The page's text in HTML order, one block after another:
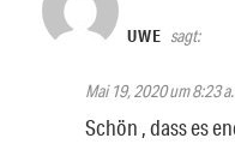
UWE sagt:
Mai 19, 2020 um 8:23
Schön , dass es